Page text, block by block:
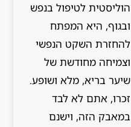
הוליסטית לטיפול בנפש
ובגוף, היא המפתח
להחזרת השקט הנפשי
וצמיחה מחודשת של
שיער בריא, מלא ושופע.
זכרו, אתם לא לבד
במאבק הזה, וישנם